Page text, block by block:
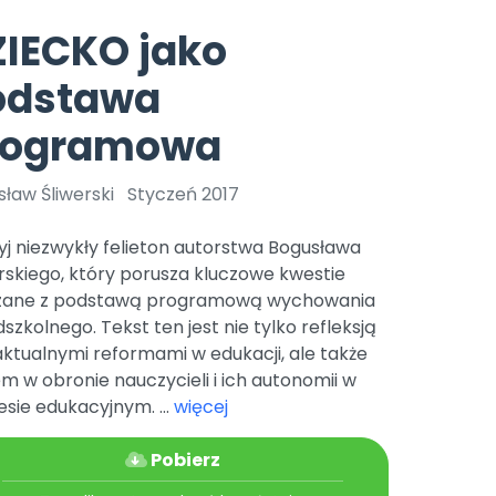
Archiwalne numery
Pomoc
Nowości
Promocje
czerwca 2024 r. uzyskała
Online.
Bliżej Pieska
Pomoc zwierzętom
Książka (dla) Przedszkolaka
Promowanie czytelnictwa
TikTok
Zobacz nas na TikToku
YouTube
Filmy edukacyjne
jako
Śliwerski Styczeń 2017
niezwykły felieton autorstwa Bogusława
który porusza kluczowe kwestie
z podstawą programową wychowania
Tekst ten jest nie tylko refleksją
reformami w edukacji, ale także
w obronie nauczycieli i ich autonomii w
edukacyjnym. ... więcej
Pobierz